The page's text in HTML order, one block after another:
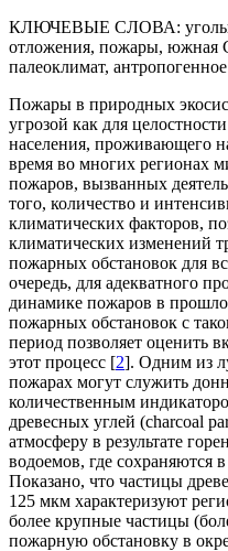
КЛЮЧЕВЫЕ СЛОВА:
отложения, пожары, южная
палеоклимат,
Пожары в природных
угрозой как для
населения, проживающего
время во многих регионах
пожаров, вызванных
того, количество и
климатических факторов,
климатических изменений
пожарных обстановок для
очередь, для адекватного
динамике пожаров в
пожарных обстановок с
период позволяет оценить
этот процесс [2]. Одним из
пожарах могут служить
количественным
древесных углей (charcoal
атмосферу в результате
водоемов, где сохраняются
Показано, что частицы
125 мкм характеризуют
более крупные частицы
пожарную обстановку в